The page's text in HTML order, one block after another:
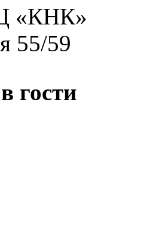
«КНК»
55/59
гости